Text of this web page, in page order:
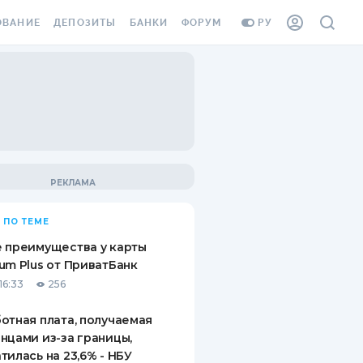
РУ
ВИНЬЕТКА
СОТРУДНИКОВ
ОТ
СЛУЧАЕВ
ДЕПОЗИТЫ
ВОПРОСЫ И ОТВЕТЫ
ПУТЕВОДИТЕЛИ ПО
БАНКИ ФОРУМ
ПО ТЕМЕ
преимущества у карты
Plus от ПриватБанк
256
плата, получаемая
из-за границы,
на 23,6% - НБУ